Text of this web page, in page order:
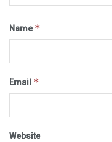
Name*
Email *
Website